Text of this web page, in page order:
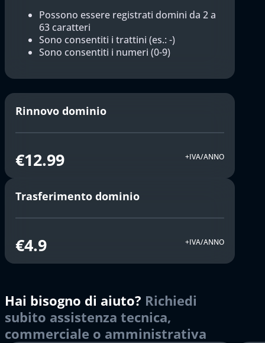
Possono essere registrati domini da 2 a
63 caratteri
Sono consentiti i trattini (es.: -)
Sono consentiti i numeri (0-9)
Rinnovo dominio
€12.99 +IVA/ANNO
Trasferimento dominio
€4.9 +IVA/ANNO
Hai bisogno di aiuto? Richiedi
subito assistenza tecnica,
commerciale o amministrativa